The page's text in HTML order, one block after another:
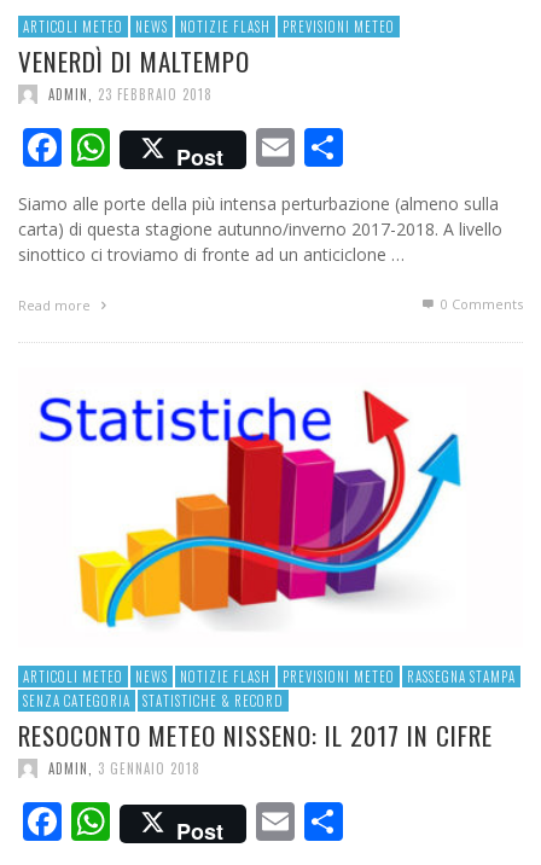
ARTICOLI METEO NEWS NOTIZIE FLASH PREVISIONI METEO
VENERDÌ DI MALTEMPO
ADMIN 23 FEBBRAIO 2018
Facebook
WhatsApp
Post Email
Siamo alle porte della più intensa perturbazione (almeno sulla
carta) di questa stagione autunno/inverno 2017-2018. A livello
sinottico ci troviamo di fronte ad un anticiclone …
Read more 0 Comments
ARTICOLI METEO NEWS NOTIZIE FLASH PREVISIONI METEO
RASSEGNA STAMPA
SENZA CATEGORIA
STATISTICHE & RECORD
RESOCONTO METEO NISSENO: IL 2017 IN CIFRE
ADMIN 3 GENNAIO 2018
Facebook
WhatsApp
Post Email